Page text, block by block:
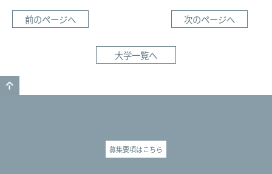
前のページへ 次のページへ
大学一覧へ
募集要項はこちら